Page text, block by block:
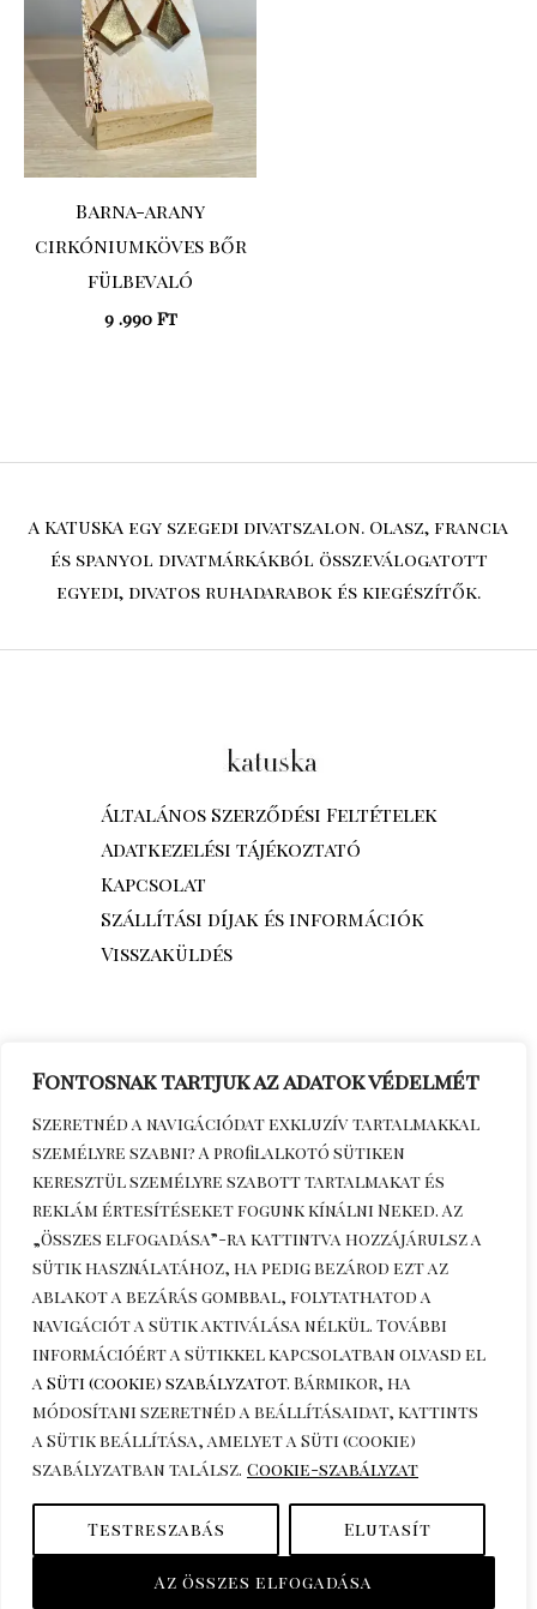
Fontosnak tartjuk az adatok védelmét
Szeretnéd a navigációdat exkluzív tartalmakkal
személyre szabni? A profilalkotó sütiken
keresztül személyre szabott tartalmakat és
reklám értesítéseket fogunk kínálni Neked. Az
„Összes elfogadása”-ra kattintva hozzájárulsz a
sütik használatához, ha pedig bezárod ezt az
ablakot a bezárás gombbal, folytathatod a
navigációt a sütik aktiválása nélkül. További
információért a sütikkel kapcsolatban olvasd el
a Süti (cookie) szabályzatot. Bármikor, ha
módosítani szeretnéd a beállításaidat, kattints
a Sütik beállítása, amelyet a Süti (cookie)
szabályzatban találsz. Cookie-szabályzat
Testreszabás Elutasít
Az összes elfogadása
Barna-arany
cirkóniumköves bőr
fülbevaló
9 .990 Ft
A KATUSKA egy szegedi divatszalon. Olasz, francia
és spanyol divatmárkákból összeválogatott
egyedi, divatos ruhadarabok és kiegészítők.
Általános Szerződési Feltételek
Adatkezelési tájékoztató
Kapcsolat
Szállítási díjak és információk
Visszaküldés
Érdeklődöm telefonon+36306270964
Copyright © 2026 katuska.hu.
Powered by katuska.hu.